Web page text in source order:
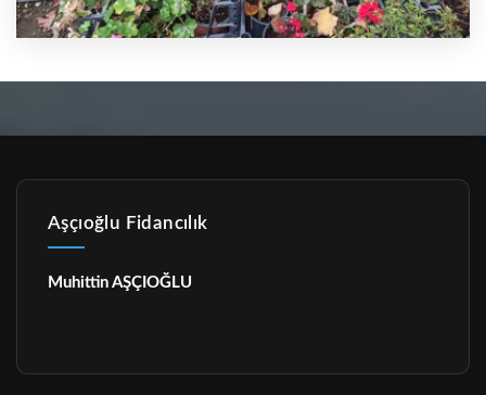
Aşçıoğlu Fidancılık
Muhittin AŞÇIOĞLU